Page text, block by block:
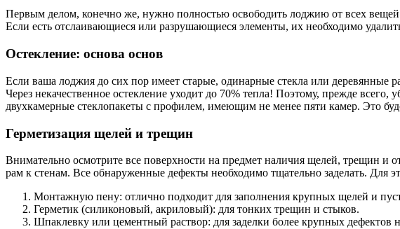
Первым делом, конечно же, нужно полностью освободить лоджию от всех
Если есть отслаивающиеся или разрушающиеся элементы, их необходимо
Остекление: основа основ
Если ваша лоджия до сих пор имеет старые, одинарные стекла или деревянные
Через некачественное остекление уходит до 70% тепла! Поэтому, прежде
двухкамерные стеклопакеты с профилем, имеющим не менее пяти камер. Это
Герметизация щелей и трещин
Внимательно осмотрите все поверхности на предмет наличия щелей, трещин
рам к стенам. Все обнаруженные дефекты необходимо тщательно заделать. Для
Монтажную пену: отлично подходит для заполнения крупных щелей и
Герметик (силиконовый, акриловый): для тонких трещин и стыков.
Шпаклевку или цементный раствор: для заделки более крупных дефектов